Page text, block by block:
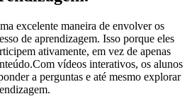
excelente maneira de envolver os
de aprendizagem. Isso porque eles
ativamente, em vez de apenas
vídeos interativos, os alunos
a perguntas e até mesmo explorar